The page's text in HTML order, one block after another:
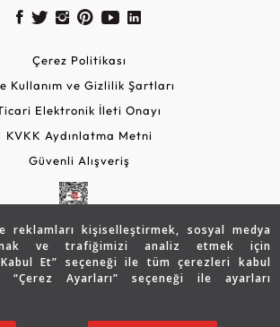
reklamları kişiselleştirmek, sosyal medya
ve trafiğimizi analiz etmek için
Et” seçeneği ile tüm çerezleri kabul
“Çerez Ayarları” seçeneği ile ayarları
Çerez Politikası
Kullanım ve Gizlilik Şartları
Elektronik İleti Onayı
KVKK Aydınlatma Metni
Güvenli Alışveriş